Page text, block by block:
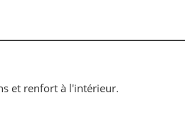
et renfort à l'intérieur.